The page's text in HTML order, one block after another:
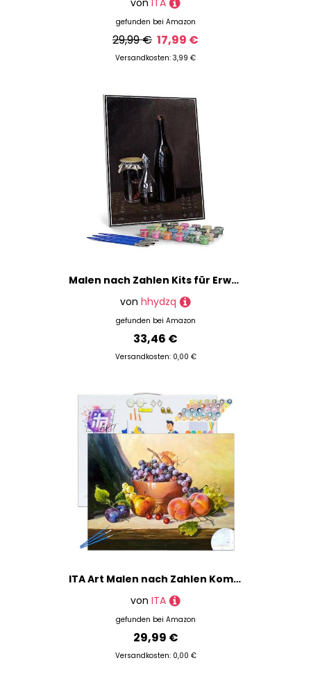
von ITA
gefunden bei Amazon
29,99 € 17,99 €
Versandkosten: 3,99 €
Malen nach Zahlen Kits für Erwachsene und Kinder Stillleben mit einem Jellyjar, einer Karaffe und einer Flasche Wein Malerei von Carl Spitzweg DIY Malen nach Zahlen Kits auf Leinwand
von hhydzq
gefunden bei Amazon
33,46 €
Versandkosten: 0,00 €
ITA Art Malen nach Zahlen Komplett Set mit Keilrahmen, Acrylfarben, Pinseln, Zubehör, Geschenkbox - DIY Gemälde Bastelset Kit mit Leinwand für Erwachsene, 40x50 cm, Stillleben mit Trauben
von ITA
gefunden bei Amazon
29,99 €
Versandkosten: 0,00 €